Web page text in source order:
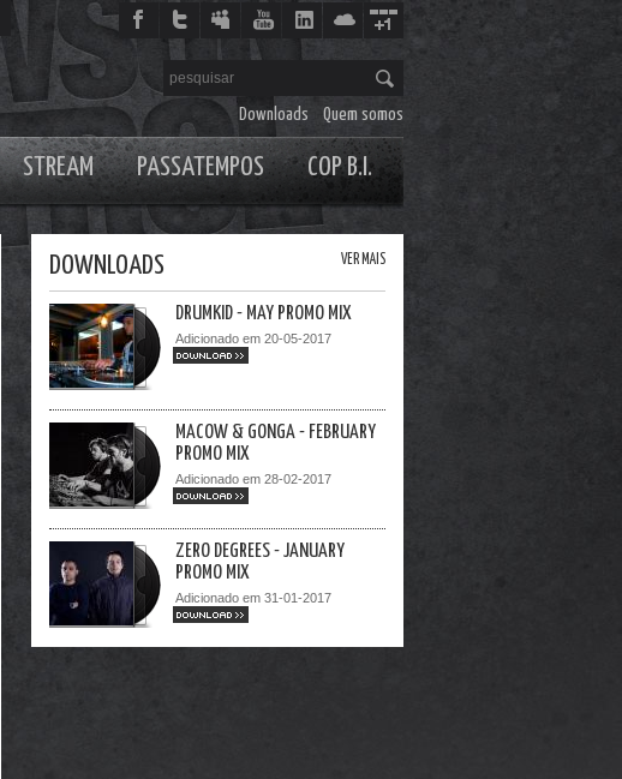
Downloads Quem somos
STREAM PASSATEMPOS COP B.I.
DOWNLOADS VER MAIS
DRUMKID - MAY PROMO MIX
Adicionado em 20-05-2017
DOWNLOAD >>
MACOW & GONGA - FEBRUARY
PROMO MIX
Adicionado em 28-02-2017
DOWNLOAD >>
ZERO DEGREES - JANUARY
PROMO MIX
Adicionado em 31-01-2017
DOWNLOAD >>